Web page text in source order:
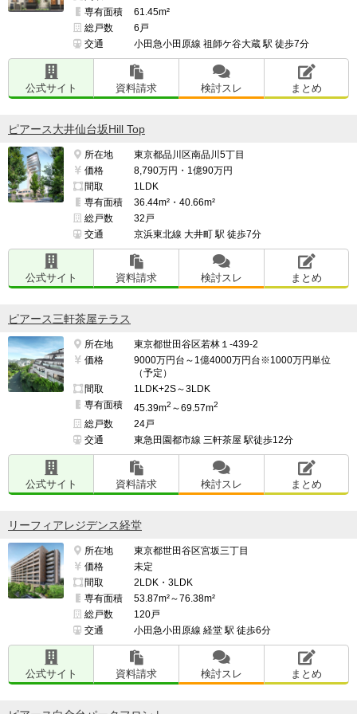
専有面積
61.45m²
総戸数
6戸
交通
小田急小田原線 祖師ケ谷大蔵 駅 徒歩7分
公式サイト 資料請求 検討スレ まとめ
ピアース大井仙台坂Hill Top
所在地
東京都品川区南品川5丁目
価格
8,790万円・1億90万円
間取
1LDK
専有面積
36.44m²・40.66m²
総戸数
32戸
交通
京浜東北線 大井町 駅 徒歩7分
公式サイト 資料請求 検討スレ まとめ
ピアース三軒茶屋テラス
所在地
東京都世田谷区若林１-439-2
価格
9000万円台～1億4000万円台※1000万円単位
（予定）
間取
1LDK+2S～3LDK
専有面積
45.39m2 ～69.57m2
総戸数
24戸
交通
東急田園都市線 三軒茶屋 駅徒歩12分
公式サイト 資料請求 検討スレ まとめ
リーフィアレジデンス経堂
所在地
東京都世田谷区宮坂三丁目
価格
未定
間取
2LDK・3LDK
専有面積
53.87m²～76.38m²
総戸数
120戸
交通
小田急小田原線 経堂 駅 徒歩6分
公式サイト 資料請求 検討スレ まとめ